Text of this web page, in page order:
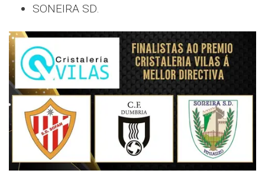
SONEIRA SD.